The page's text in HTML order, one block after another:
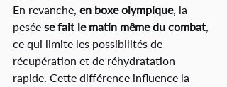
En revanche, en boxe olympique, la
pesée se fait le matin même du combat,
ce qui limite les possibilités de
récupération et de réhydratation
rapide. Cette différence influence la